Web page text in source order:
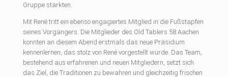
Gruppe stärkten.
Mit René tritt ein ebenso engagiertes Mitglied in die Fußstapfen
seines Vorgängers. Die Mitglieder des Old Tablers 58 Aachen
konnten an diesem Abend erstmals das neue Präsidium
kennenlernen, das stolz von René vorgestellt wurde. Das Team,
bestehend aus erfahrenen und neuen Mitgliedern, setzt sich
das Ziel, die Traditionen zu bewahren und gleichzeitig frischen